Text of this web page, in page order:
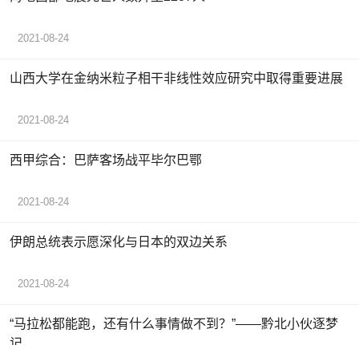
2021-08-24
山西大学在金纳米粒子相干非线性效应研究中取得重要进展
2021-08-24
西甲综合：巴萨客场战平毕尔巴鄂
2021-08-24
伊朗总统表示愿深化与日本的双边关系
2021-08-24
“马拉松都能跑，还有什么事情做不到？”——黔北小伙逐梦